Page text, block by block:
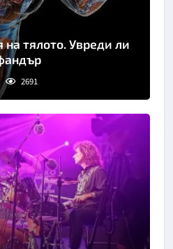
тялото. Увреди ли
2691